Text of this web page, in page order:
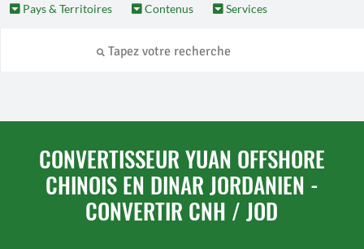
Pays & Territoires Contenus Services
CONVERTISSEUR YUAN OFFSHORE
CHINOIS EN DINAR JORDANIEN -
CONVERTIR CNH / JOD